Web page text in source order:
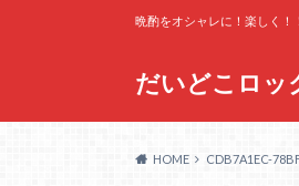
だいどこロッ
晩酌をオシャレに！楽しく！
HOME CDB7A1EC-